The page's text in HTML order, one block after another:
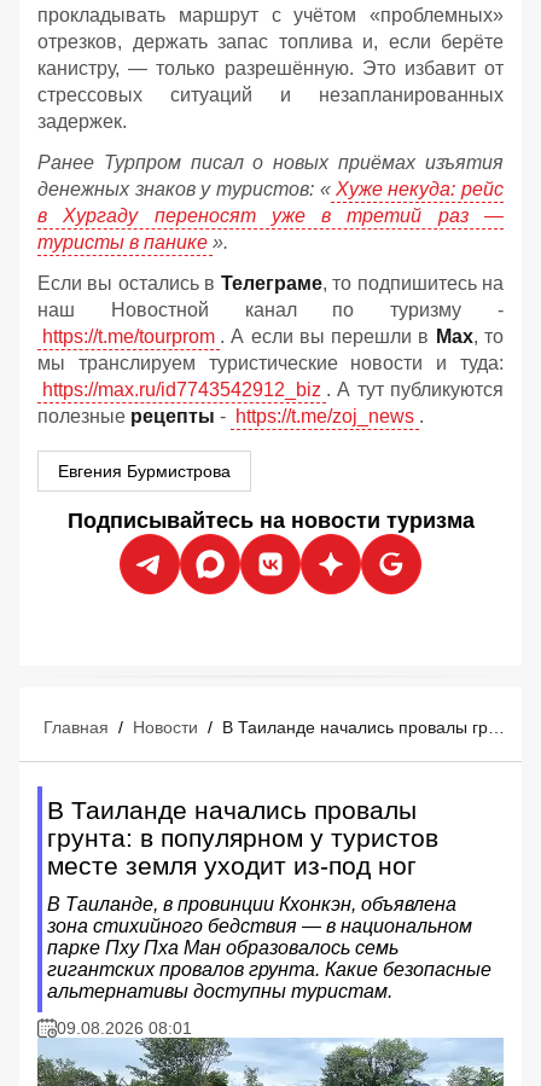
прокладывать маршрут с учётом «проблемных»
отрезков, держать запас топлива и, если берёте
канистру, — только разрешённую. Это избавит от
стрессовых ситуаций и незапланированных
задержек.
Ранее Турпром писал о новых приёмах изъятия
денежных знаков у туристов: « Хуже некуда: рейс
в Хургаду переносят уже в третий раз —
туристы в панике ».
Если вы остались в Телеграме, то подпишитесь на
наш Новостной канал по туризму -
https://t.me/tourprom . А если вы перешли в Мах, то
мы транслируем туристические новости и туда:
https://max.ru/id7743542912_biz . А тут публикуются
полезные рецепты - https://t.me/zoj_news .
Евгения Бурмистрова
Подписывайтесь на новости туризма
Главная / Новости /
В Таиланде начались провалы
грунта: в популярном у туристов
месте земля уходит из-под ног
В Таиланде, в провинции Кхонкэн, объявлена
зона стихийного бедствия — в национальном
парке Пху Пха Ман образовалось семь
гигантских провалов грунта. Какие безопасные
альтернативы доступны туристам.
09.08.2026 08:01